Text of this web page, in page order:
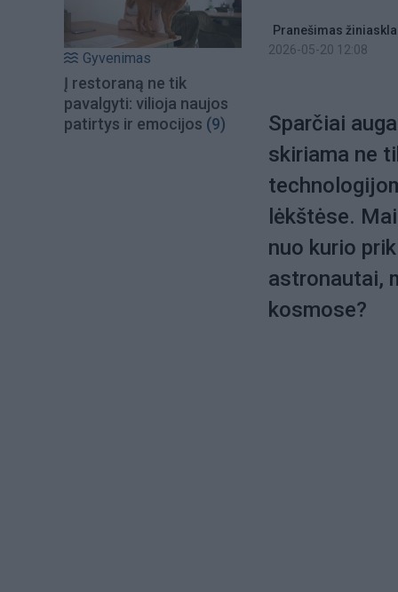
Gyvenimas
Į restoraną ne tik
pavalgyti: vilioja naujos
patirtys ir emocijos (9)
Pranešimas
2026-05-20 12:08
Sparčiai
skiriama ne
lėkštėse.
nuo kurio
astronautai,
kosmose?